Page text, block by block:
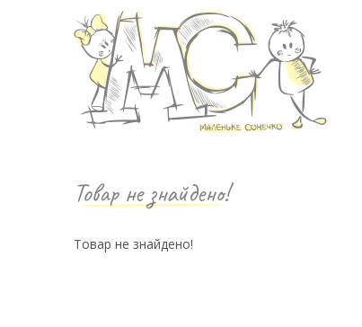
Товар не знайдено!
Товар не знайдено!